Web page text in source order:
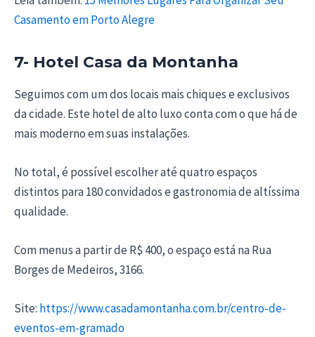
Casamento em Porto Alegre
7- Hotel Casa da Montanha
Seguimos com um dos locais mais chiques e exclusivos
da cidade. Este hotel de alto luxo conta com o que há de
mais moderno em suas instalações.
No total, é possível escolher até quatro espaços
distintos para 180 convidados e gastronomia de altíssima
qualidade.
Com menus a partir de R$ 400, o espaço está na Rua
Borges de Medeiros, 3166.
Site: https://www.casadamontanha.com.br/centro-de-
eventos-em-gramado